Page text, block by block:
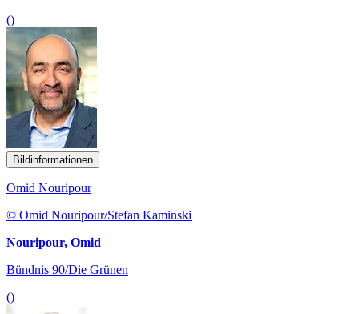
()
Bildinformationen
Omid Nouripour
© Omid Nouripour/Stefan Kaminski
Nouripour, Omid
Bündnis 90/Die Grünen
()